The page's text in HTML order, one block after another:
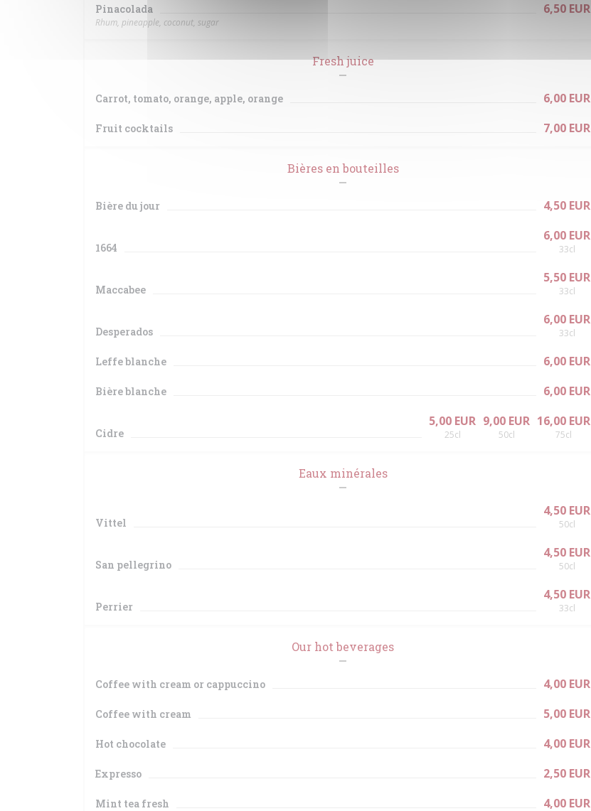
Pinacolada 6,50 EUR
Rhum, pineapple, coconut, sugar
Fresh juice
Carrot, tomato, orange, apple, orange 6,00 EUR
Fruit cocktails 7,00 EUR
Bières en bouteilles
Bière du jour 4,50 EUR
1664
6,00 EUR
33cl
Maccabee
5,50 EUR
33cl
Desperados
6,00 EUR
33cl
Leffe blanche 6,00 EUR
Bière blanche 6,00 EUR
Cidre
5,00 EUR
25cl
9,00 EUR
50cl
16,00 EUR
75cl
Eaux minérales
Vittel
4,50 EUR
50cl
San pellegrino
4,50 EUR
50cl
Perrier
4,50 EUR
33cl
Our hot beverages
Coffee with cream or cappuccino 4,00 EUR
Coffee with cream 5,00 EUR
Hot chocolate 4,00 EUR
Expresso 2,50 EUR
Mint tea fresh 4,00 EUR